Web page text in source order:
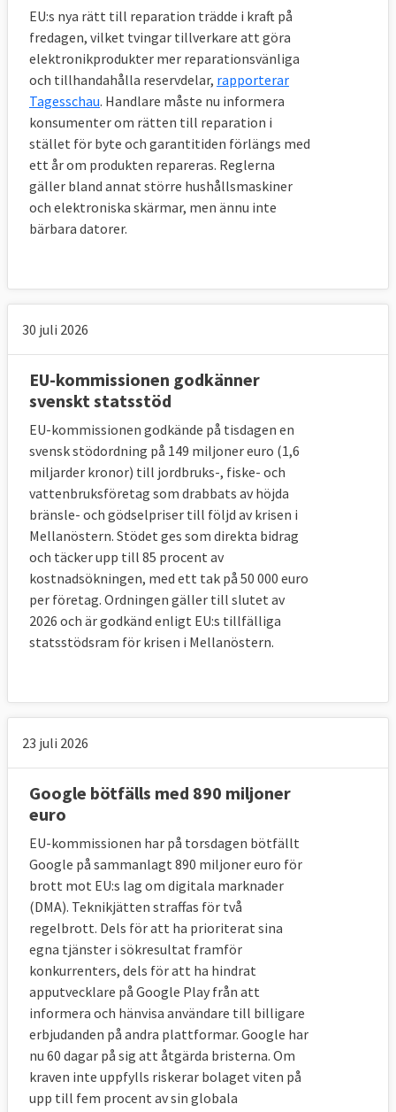
EU:s nya rätt till reparation trädde i kraft på
fredagen, vilket tvingar tillverkare att göra
elektronikprodukter mer reparationsvänliga
och tillhandahålla reservdelar, rapporterar
Tagesschau. Handlare måste nu informera
konsumenter om rätten till reparation i
stället för byte och garantitiden förlängs med
ett år om produkten repareras. Reglerna
gäller bland annat större hushållsmaskiner
och elektroniska skärmar, men ännu inte
bärbara datorer.
30 juli 2026
EU-kommissionen godkänner
svenskt statsstöd
EU-kommissionen godkände på tisdagen en
svensk stödordning på 149 miljoner euro (1,6
miljarder kronor) till jordbruks-, fiske- och
vattenbruksföretag som drabbats av höjda
bränsle- och gödselpriser till följd av krisen i
Mellanöstern. Stödet ges som direkta bidrag
och täcker upp till 85 procent av
kostnadsökningen, med ett tak på 50 000 euro
per företag. Ordningen gäller till slutet av
2026 och är godkänd enligt EU:s tillfälliga
statsstödsram för krisen i Mellanöstern.
23 juli 2026
Google bötfälls med 890 miljoner
euro
EU-kommissionen har på torsdagen bötfällt
Google på sammanlagt 890 miljoner euro för
brott mot EU:s lag om digitala marknader
(DMA). Teknikjätten straffas för två
regelbrott. Dels för att ha prioriterat sina
egna tjänster i sökresultat framför
konkurrenters, dels för att ha hindrat
apputvecklare på Google Play från att
informera och hänvisa användare till billigare
erbjudanden på andra plattformar. Google har
nu 60 dagar på sig att åtgärda bristerna. Om
kraven inte uppfylls riskerar bolaget viten på
upp till fem procent av sin globala